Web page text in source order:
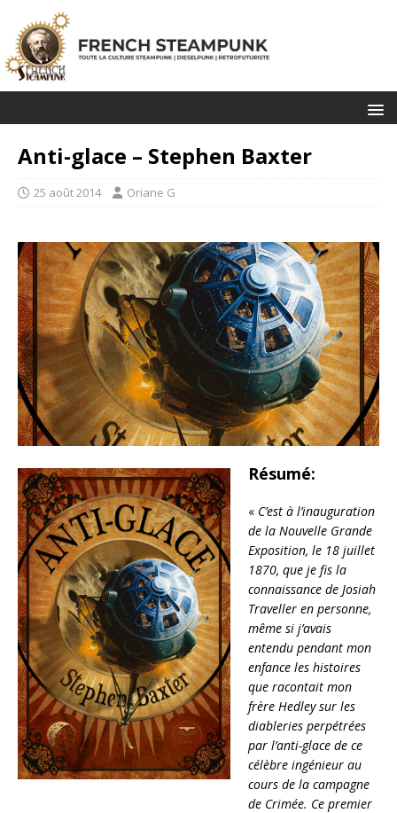
Anti-glace – Stephen Baxter
25 août 2014 Oriane G
Résumé:
« C’est à l’inauguration
de la Nouvelle Grande
Exposition, le 18 juillet
1870, que je fis la
connaissance de Josiah
Traveller en personne,
même si j’avais
entendu pendant mon
enfance les histoires
que racontait mon
frère Hedley sur les
diableries perpétrées
par l’anti-glace de ce
célèbre ingénieur au
cours de la campagne
de Crimée. Ce premier